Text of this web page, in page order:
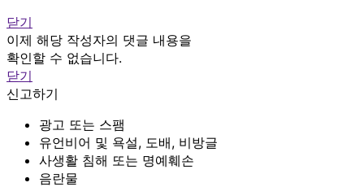
닫기
이제 해당 작성자의 댓글 내용을
확인할 수 없습니다.
닫기
신고하기
광고 또는 스팸
유언비어 및 욕설, 도배, 비방글
사생활 침해 또는 명예훼손
음란물